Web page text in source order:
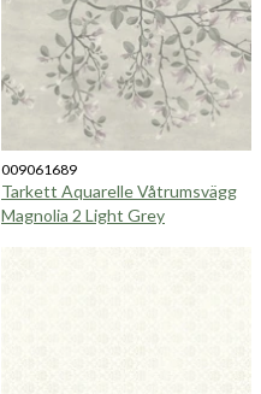
009061689
Tarkett Aquarelle Våtrumsvägg
Magnolia 2 Light Grey